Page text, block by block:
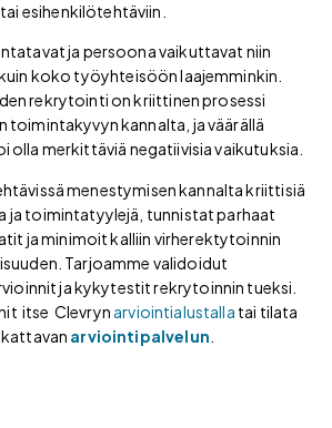
tai esihenkilötehtäviin.
ja persoona vaikuttavat niin
koko työyhteisöön laajemminkin.
rekrytointi on kriittinen prosessi
toimintakyvyn kannalta, ja väärällä
olla merkittäviä negatiivisia vaikutuksia.
menestymisen kannalta kriittisiä
ja toimintatyylejä, tunnistat parhaat
ja minimoit kalliin virherektytoinnin
Tarjoamme validoidut
ja kykytestit rekrytoinnin tueksi.
itse Clevryn arviointialustalla tai tilata
arviointipalvelun